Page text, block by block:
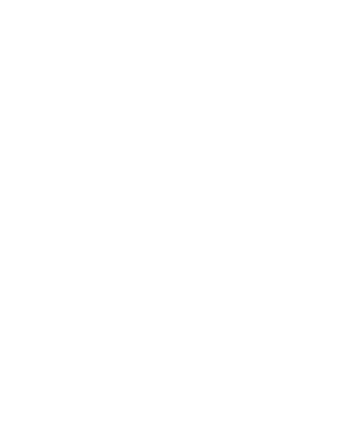
oder Änderungen in der Versorgung. Um
ist, gilt der Standardpreis und die Produkte können nicht
einer Bestellung garantiert nicht die Verfügbarkeit der